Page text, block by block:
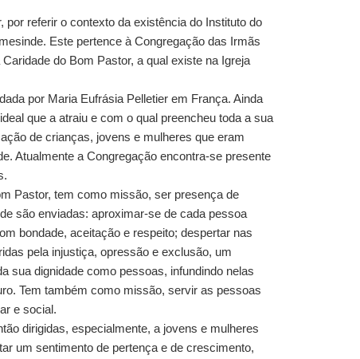
por referir o contexto da existência do Instituto do
Este pertence à Congregação das Irmãs
do Bom Pastor, a qual existe na Igreja
por Maria Eufrásia Pelletier em França. Ainda
que a atraiu e com o qual preencheu toda a sua
de crianças, jovens e mulheres que eram
Atualmente a Congregação encontra-se presente
Pastor, tem como missão, ser presença de
são enviadas: aproximar-se de cada pessoa
bondade, aceitação e respeito; despertar nas
pela injustiça, opressão e exclusão, um
sua dignidade como pessoas, infundindo nelas
Tem também como missão, servir as pessoas
e social.
dirigidas, especialmente, a jovens e mulheres
um sentimento de pertença e de crescimento,